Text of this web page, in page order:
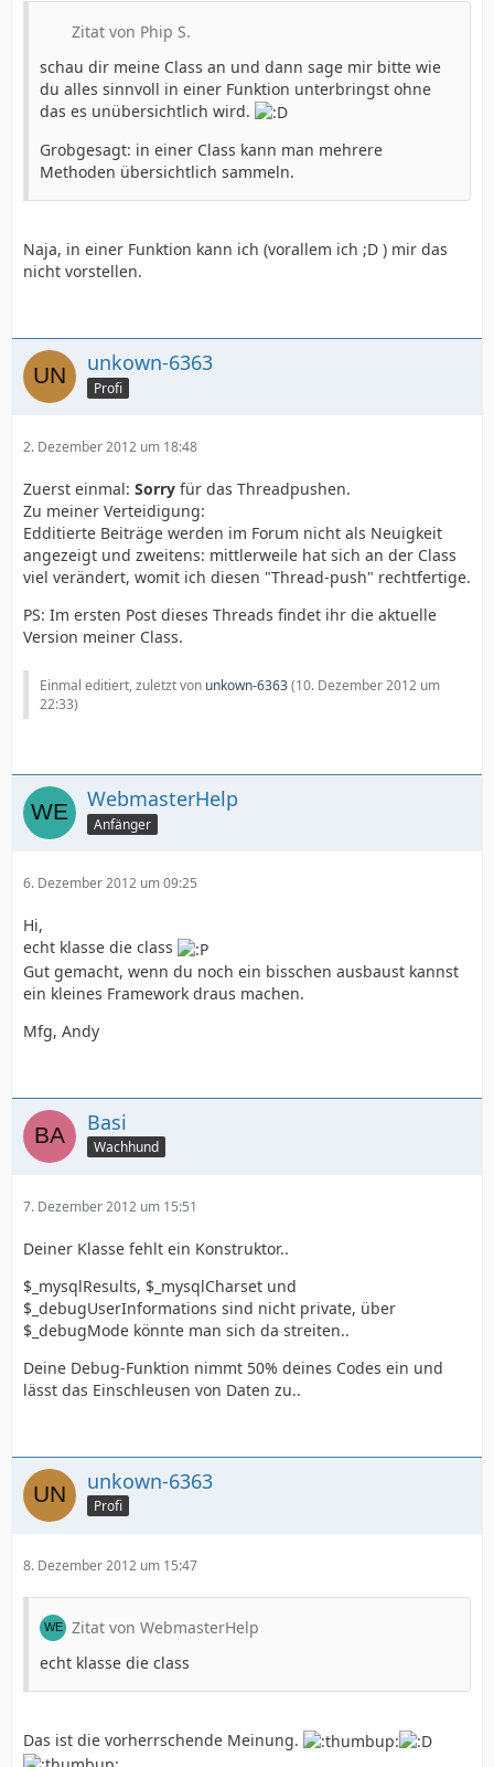
Zitat von Phip S.
schau dir meine Class an und dann sage mir bitte wie
du alles sinnvoll in einer Funktion unterbringst ohne
das es unübersichtlich wird.
Grobgesagt: in einer Class kann man mehrere
Methoden übersichtlich sammeln.
Naja, in einer Funktion kann ich (vorallem ich ;D ) mir das
nicht vorstellen.
unkown-6363
Profi
2. Dezember 2012 um 18:48
Zuerst einmal: Sorry für das Threadpushen.
Zu meiner Verteidigung:
Edditierte Beiträge werden im Forum nicht als Neuigkeit
angezeigt und zweitens: mittlerweile hat sich an der Class
viel verändert, womit ich diesen "Thread-push" rechtfertige.
PS: Im ersten Post dieses Threads findet ihr die aktuelle
Version meiner Class.
Einmal editiert, zuletzt von unkown-6363(10. Dezember 2012 um
22:33)
WebmasterHelp
Anfänger
6. Dezember 2012 um 09:25
Hi,
echt klasse die class
Gut gemacht, wenn du noch ein bisschen ausbaust kannst
ein kleines Framework draus machen.
Mfg, Andy
Basi
Wachhund
7. Dezember 2012 um 15:51
Deiner Klasse fehlt ein Konstruktor..
$_mysqlResults, $_mysqlCharset und
$_debugUserInformations sind nicht private, über
$_debugMode könnte man sich da streiten..
Deine Debug-Funktion nimmt 50% deines Codes ein und
lässt das Einschleusen von Daten zu..
unkown-6363
Profi
8. Dezember 2012 um 15:47
Zitat von WebmasterHelp
echt klasse die class
Das ist die vorherrschende Meinung.